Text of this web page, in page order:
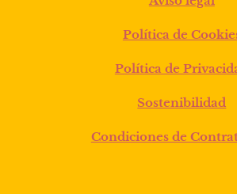
Política de
Política de
Sostenibilidad
Condiciones de